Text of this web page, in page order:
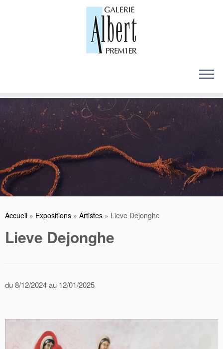
content
Accueil » Expositions » Artistes » Lieve Dejonghe
Lieve Dejonghe
du 8/12/2024 au 12/01/2025